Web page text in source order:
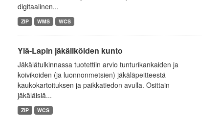
digitaalinen...
ZIP WMS WCS
Ylä-Lapin jäkäliköiden kunto
Jäkälätulkinnassa tuotettiin arvio tunturikankaiden ja
koivikoiden (ja luonnonmetsien) jäkäläpeitteestä
kaukokartoituksen ja paikkatiedon avulla. Osittain
jäkäläisiä...
ZIP WCS